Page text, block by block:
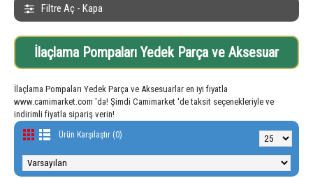
Filtre Aç - Kapa
İlaçlama Pompaları Yedek Parça ve Aksesuar
İlaçlama Pompaları Yedek Parça ve Aksesuarlar en iyi fiyatla
www.camimarket.com 'da! Şimdi Camimarket 'de taksit seçenekleriyle ve
indirimli fiyatla sipariş verin!
Ürün Karşılaştır (0)